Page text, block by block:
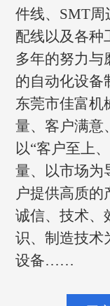
件线、SMT周
配线以及各种
多年的努力与
的自动化设备
东莞市佳富机
量、客户满意
以“客户至上
量、以市场为
户提供高质的
诚信、技术、
识、制造技术
设备……